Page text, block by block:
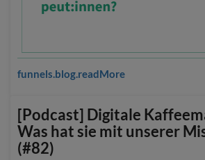
funnels.blog.readMore
[Podcast] Digitale
Was hat sie mit unserer
(#82)